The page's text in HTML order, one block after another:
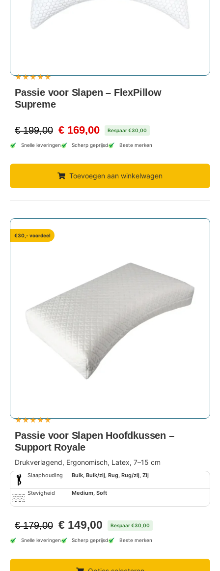
★★★★★
Passie voor Slapen – FlexPillow
Supreme
€199,00 € 169,00 Bespaar €30,00
Snelle leveringen Scherp geprijsd Beste merken
Toevoegen aan winkelwagen
€30,- voordeel
★★★★★
Passie voor Slapen Hoofdkussen –
Support Royale
Drukverlagend, Ergonomisch, Latex, 7–15 cm
Slaaphouding Buik, Buik/zij, Rug, Rug/zij, Zij
Stevigheid Medium, Soft
€179,00 € 149,00 Bespaar €30,00
Snelle leveringen Scherp geprijsd Beste merken